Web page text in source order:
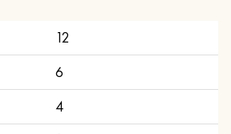
12
6
4